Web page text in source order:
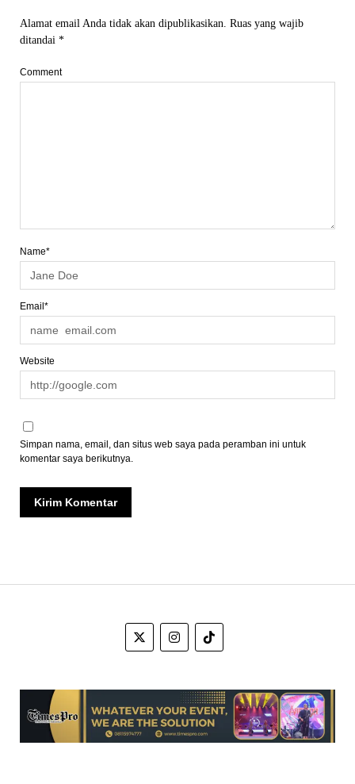
Alamat email Anda tidak akan dipublikasikan. Ruas yang wajib
ditandai *
Comment
Name*
Email*
Website
Simpan nama, email, dan situs web saya pada peramban ini untuk
komentar saya berikutnya.